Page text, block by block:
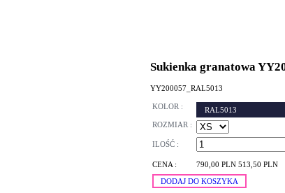
Sukienka granatowa
YY200057_RAL5013
KOLOR :
RAL5013
ROZMIAR :
ILOŚĆ :
CENA : 790,00 PLN 513,50 PLN
DODAJ DO KOSZYKA